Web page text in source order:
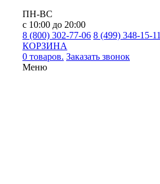
ПН-ВС
с 10:00 до 20:00
8 (800) 302-77-06 8 (499) 348-15-11
КОРЗИНА
0 товаров. Заказать звонок
Меню